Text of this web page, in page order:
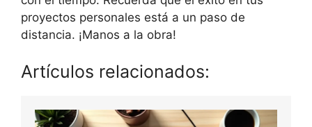
proyectos personales está a un paso de
distancia. ¡Manos a la obra!
Artículos relacionados: